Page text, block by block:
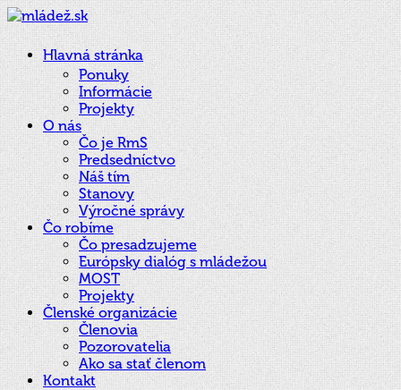
Hlavná stránka
Ponuky
Informácie
Projekty
O nás
Čo je RmS
Predsedníctvo
Náš tím
Stanovy
Výročné správy
Čo robíme
Čo presadzujeme
Európsky dialóg s mládežou
MOST
Projekty
Členské organizácie
Členovia
Pozorovatelia
Ako sa stať členom
Kontakt